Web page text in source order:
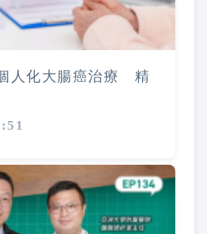
人化大腸癌治療 精